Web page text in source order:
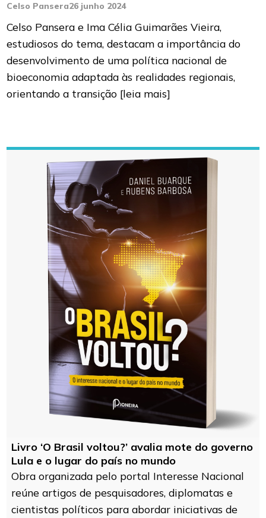
Celso Pansera26 junho 2024
Celso Pansera e Ima Célia Guimarães Vieira,
estudiosos do tema, destacam a importância do
desenvolvimento de uma política nacional de
bioeconomia adaptada às realidades regionais,
orientando a transição [leia mais]
Livro ‘O Brasil voltou?’ avalia mote do governo
Lula e o lugar do país no mundo
Obra organizada pelo portal Interesse Nacional
reúne artigos de pesquisadores, diplomatas e
cientistas políticos para abordar iniciativas de